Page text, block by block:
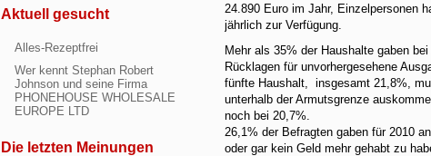
Aktuell gesucht
Alles-Rezeptfrei
Wer kennt Stephan Robert
Johnson und seine Firma
PHONEHOUSE WHOLESALE
EUROPE LTD
Die letzten Meinungen
24.890 Euro im Jahr, Einzelpersonen
jährlich zur Verfügung.
Mehr als 35% der Haushalte gaben
Rücklagen für unvorhergesehene
fünfte Haushalt, insgesamt 21,8%,
unterhalb der Armutsgrenze
noch bei 20,7%.
26,1% der Befragten gaben für 2010
oder gar kein Geld mehr gehabt zu